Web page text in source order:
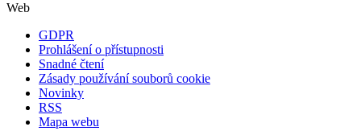
Web
GDPR
Prohlášení o přístupnosti
Snadné čtení
Zásady používání souborů cookie
Novinky
RSS
Mapa webu